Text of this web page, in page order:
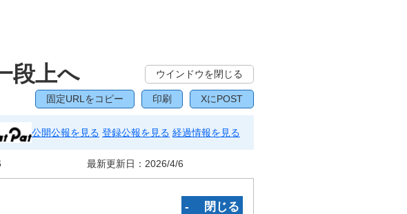
段上へ ウインドウを閉じる
固定URLをコピー 印刷 XにPOST
公開公報を見る 登録公報を見る 経過情報を見る
最新更新日： 2026/4/6
‐ 閉じる